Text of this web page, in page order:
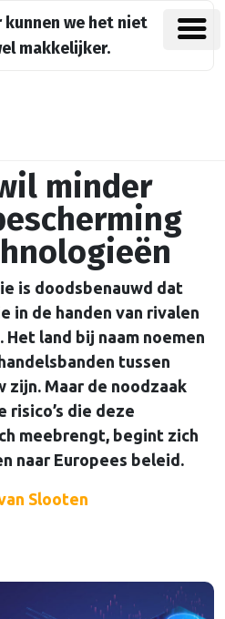
kunnen we het niet
makkelijker.
minder
is doodsbenauwd dat
in de handen van rivalen
Het land bij naam noemen
tussen
zijn. Maar de noodzaak
risico’s die deze
meebrengt, begint zich
naar Europees beleid.
Slooten